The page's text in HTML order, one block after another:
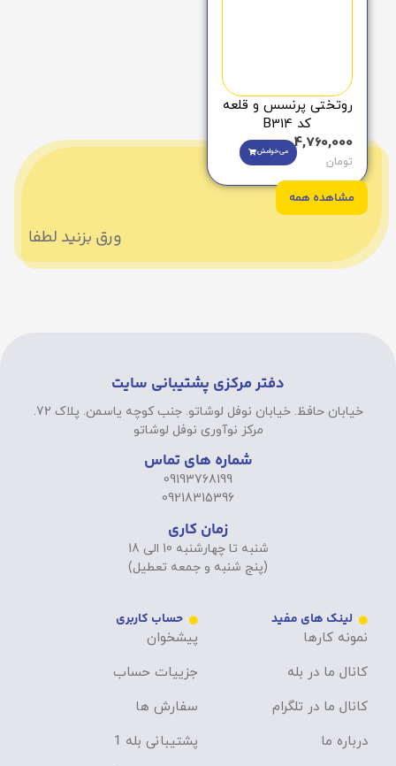
روتختی پرنسس و قلعه
کد B314
4,760,000
تومان
می‌خوامش
مشاهده همه
ورق بزنید لطفا
دفتر مرکزی پشتیبانی سایت
خیابان حافظ. خیابان نوفل لوشاتو. جنب کوچه یاسمن. پلاک 72.
مرکز نوآوری نوفل لوشاتو
شماره های تماس
09193768199
09218315396
زمان کاری
شنبه تا چهارشنبه 10 الی 18
(پنج شنبه و جمعه تعطیل)
لینک های مفید
نمونه کارها
کانال ما در بله
کانال ما در تلگرام
درباره ما
حساب کاربری
پیشخوان
جزییات حساب
سفارش ها
پشتیبانی بله 1